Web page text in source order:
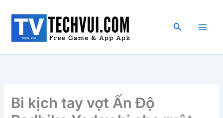
dung
Tìm
Bi kịch tay vợt Ấn Độ